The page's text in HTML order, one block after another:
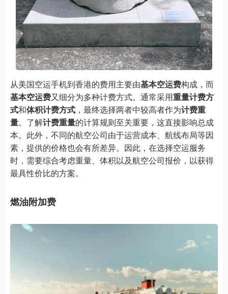
从美国空运手机到香港的费用主要由基本空运费构成，而
基本空运费又细分为多种计费方式。通常采用重量计费方
式和体积计费方式 ，最终选择两者中较高者作为计费重
量。了解计费重量的计算规则至关重要，这直接影响总成
本。此外，不同的航空公司由于运营成本、航线布局等因
素，提供的价格也会有所差异。因此，在选择空运服务
时，需要综合考虑重量、体积以及航空公司报价，以获得
最具性价比的方案。
燃油附加费